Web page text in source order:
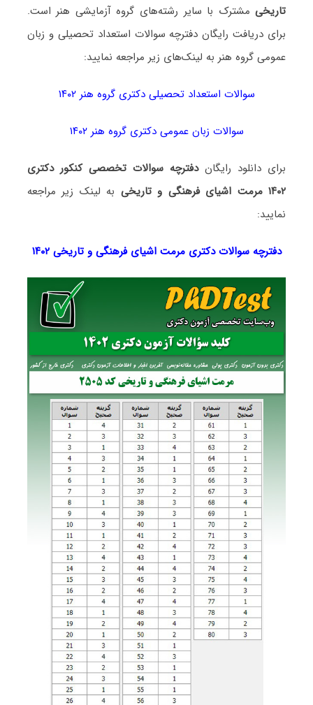
تاریخیمشترک با سایر رشته‌های گروه آزمایشی هنر است.
برای دریافت رایگان دفترچه سوالات استعداد تحصیلی و زبان
عمومی گروه هنر به لینک‌های زیر مراجعه نمایید:
سوالات استعداد تحصیلی دکتری گروه هنر ۱۴۰۲
سوالات زبان عمومی دکتری گروه هنر ۱۴۰۲
برای دانلود رایگاندفترچه سوالات تخصصی کنکور دکتری
۱۴۰۲ مرمت اشیای فرهنگی و تاریخی
به لینک زیر مراجعه
نمایید:
دفترچه سوالات دکتری مرمت اشیای فرهنگی و تاریخی ۱۴۰۲